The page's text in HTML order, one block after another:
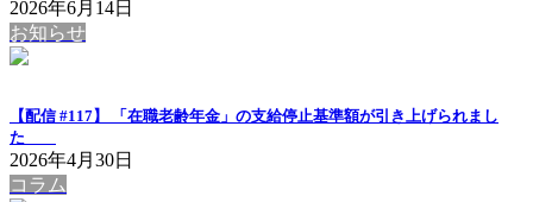
2026年6月14日
お知らせ
【配信 #117】 「在職老齢年金」の支給停止基準額が引き上げられまし
た
2026年4月30日
コラム